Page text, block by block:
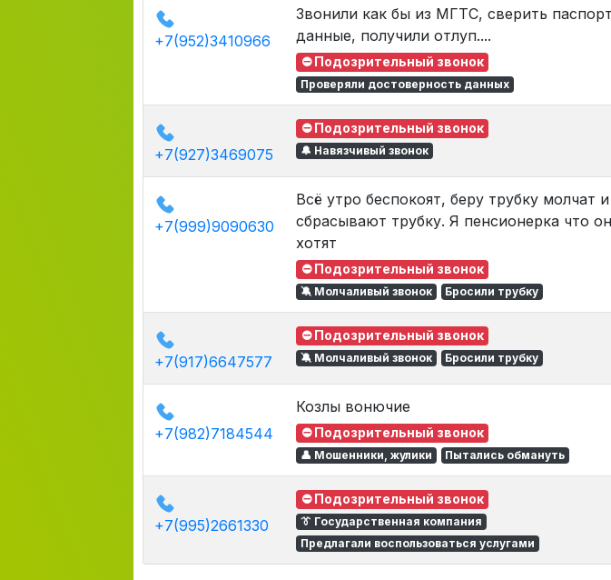
+7(952)3410966
Звонили как бы из МГТС, сверить
данные, получили отлуп....
⛔ Подозрительный звонок
Проверяли достоверность данных
+7(927)3469075
⛔ Подозрительный звонок
🔔 Навязчивый звонок
+7(999)9090630
Всё утро беспокоят, беру трубку молчат и
сбрасывают трубку. Я пенсионерка что
хотят
⛔ Подозрительный звонок
🔕 Молчаливый звонок Бросили трубку
+7(917)6647577
⛔ Подозрительный звонок
🔕 Молчаливый звонок Бросили трубку
+7(982)7184544
Козлы вонючие
⛔ Подозрительный звонок
👤 Мошенники, жулики Пытались обмануть
+7(995)2661330
⛔ Подозрительный звонок
👔 Государственная компания
Предлагали воспользоваться услугами